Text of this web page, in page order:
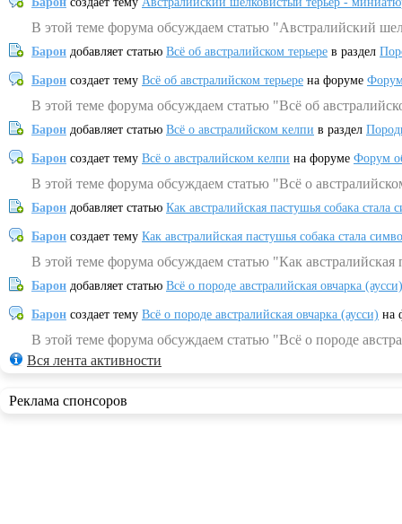
В этой теме форума обсуждаем статью "Австралийский
Барон добавляет статью Всё об австралийском терьере в раздел
Барон создает тему Всё об австралийском терьере на форуме
В этой теме форума обсуждаем статью "Всё об
Барон добавляет статью Всё о австралийском келпи в раздел
Барон создает тему Всё о австралийском келпи на форуме Форум
В этой теме форума обсуждаем статью "Всё о
Барон добавляет статью Как австралийская пастушья собака
Барон создает тему Как австралийская пастушья собака стала
В этой теме форума обсуждаем статью "Как
Барон добавляет статью Всё о породе австралийская овчарка (аусси)
Барон создает тему Всё о породе австралийская овчарка (аусси) на
В этой теме форума обсуждаем статью "Всё о породе
Вся лента активности
Реклама спонсоров